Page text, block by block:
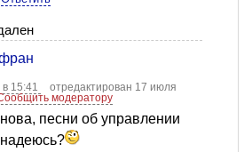
15:41
отредактирован 17 июля
модератору
песни об управлении